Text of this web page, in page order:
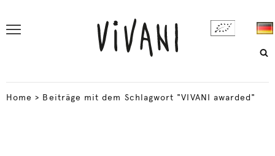
Home > Beiträge mit dem Schlagwort "VIVANI awarded"